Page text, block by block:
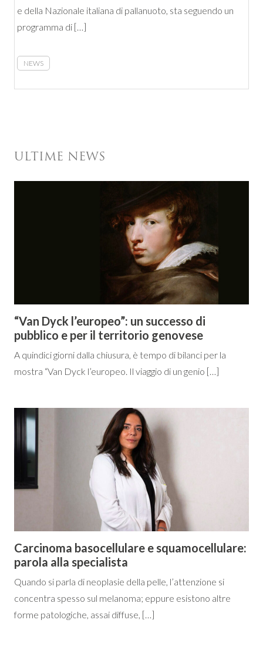
e della Nazionale italiana di pallanuoto, sta seguendo un
programma di […]
NEWS
ULTIME NEWS
“Van Dyck l’europeo”: un successo di
pubblico e per il territorio genovese
A quindici giorni dalla chiusura, è tempo di bilanci per la
mostra “Van Dyck l’europeo. Il viaggio di un genio […]
Carcinoma basocellulare e squamocellulare:
parola alla specialista
Quando si parla di neoplasie della pelle, l’attenzione si
concentra spesso sul melanoma; eppure esistono altre
forme patologiche, assai diffuse, […]